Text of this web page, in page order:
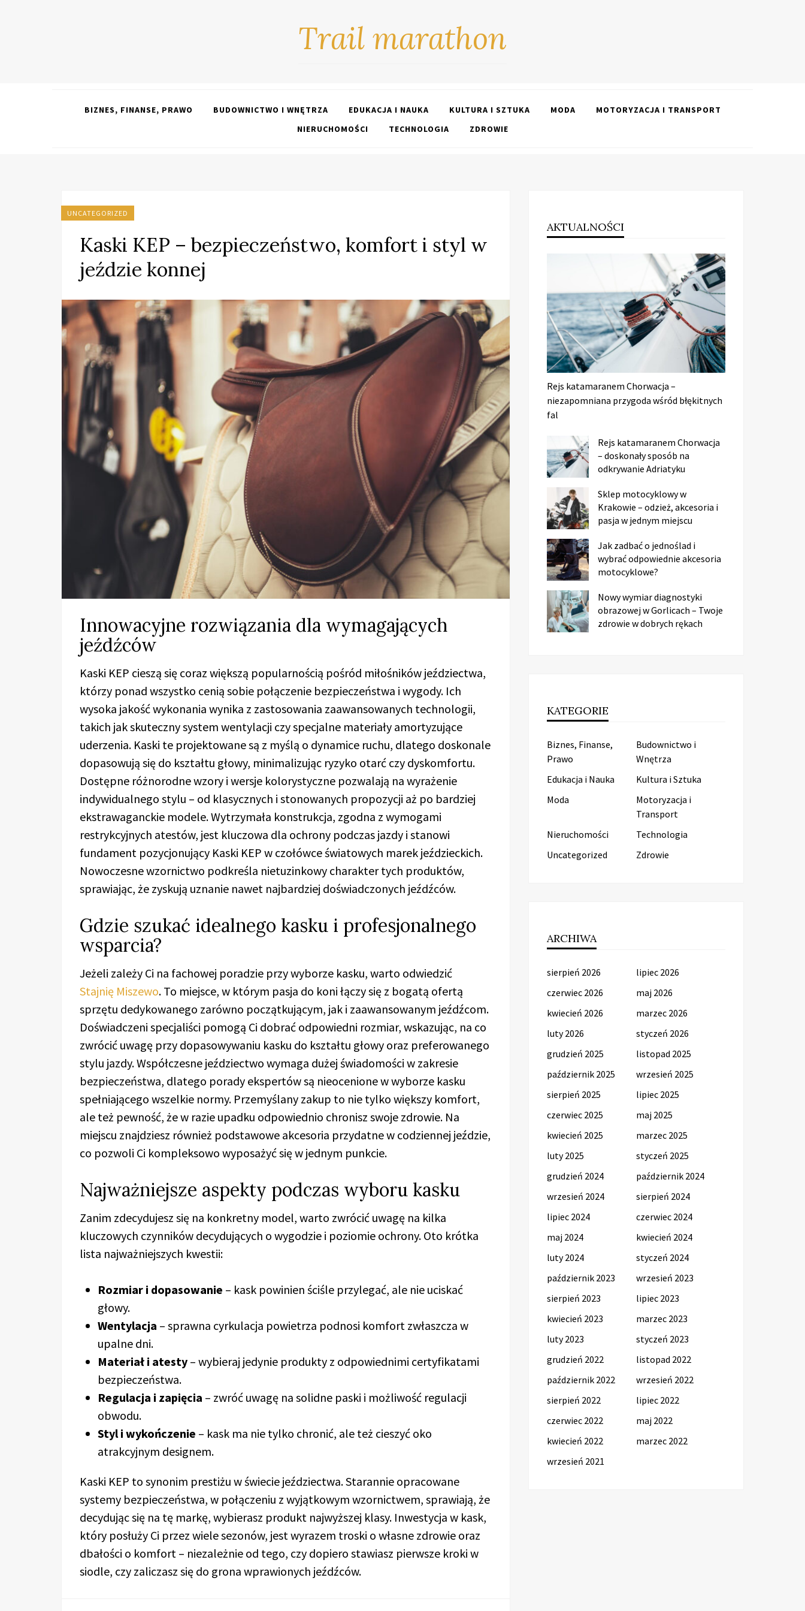
Trail marathon
BIZNES, FINANSE, PRAWO BUDOWNICTWO I WNĘTRZA EDUKACJA I NAUKA KULTURA I SZTUKA MODA
MOTORYZACJA I TRANSPORT
NIERUCHOMOŚCI
TECHNOLOGIA ZDROWIE
UNCATEGORIZED
Kaski KEP – bezpieczeństwo, komfort i styl w
jeździe konnej
Innowacyjne rozwiązania dla wymagających
jeźdźców
Kaski KEP cieszą się coraz większą popularnością pośród miłośników jeździectwa,
którzy ponad wszystko cenią sobie połączenie bezpieczeństwa i wygody. Ich
wysoka jakość wykonania wynika z zastosowania zaawansowanych technologii,
takich jak skuteczny system wentylacji czy specjalne materiały amortyzujące
uderzenia. Kaski te projektowane są z myślą o dynamice ruchu, dlatego doskonale
dopasowują się do kształtu głowy, minimalizując ryzyko otarć czy dyskomfortu.
Dostępne różnorodne wzory i wersje kolorystyczne pozwalają na wyrażenie
indywidualnego stylu – od klasycznych i stonowanych propozycji aż po bardziej
ekstrawaganckie modele. Wytrzymała konstrukcja, zgodna z wymogami
restrykcyjnych atestów, jest kluczowa dla ochrony podczas jazdy i stanowi
fundament pozycjonujący Kaski KEP w czołówce światowych marek jeździeckich.
Nowoczesne wzornictwo podkreśla nietuzinkowy charakter tych produktów,
sprawiając, że zyskują uznanie nawet najbardziej doświadczonych jeźdźców.
Gdzie szukać idealnego kasku i profesjonalnego
wsparcia?
Jeżeli zależy Ci na fachowej poradzie przy wyborze kasku, warto odwiedzić
Stajnię Miszewo. To miejsce, w którym pasja do koni łączy się z bogatą ofertą
sprzętu dedykowanego zarówno początkującym, jak i zaawansowanym jeźdźcom.
Doświadczeni specjaliści pomogą Ci dobrać odpowiedni rozmiar, wskazując, na co
zwrócić uwagę przy dopasowywaniu kasku do kształtu głowy oraz preferowanego
stylu jazdy. Współczesne jeździectwo wymaga dużej świadomości w zakresie
bezpieczeństwa, dlatego porady ekspertów są nieocenione w wyborze kasku
spełniającego wszelkie normy. Przemyślany zakup to nie tylko większy komfort,
ale też pewność, że w razie upadku odpowiednio chronisz swoje zdrowie. Na
miejscu znajdziesz również podstawowe akcesoria przydatne w codziennej jeździe,
co pozwoli Ci kompleksowo wyposażyć się w jednym punkcie.
Najważniejsze aspekty podczas wyboru kasku
Zanim zdecydujesz się na konkretny model, warto zwrócić uwagę na kilka
kluczowych czynników decydujących o wygodzie i poziomie ochrony. Oto krótka
lista najważniejszych kwestii:
Rozmiar i dopasowanie – kask powinien ściśle przylegać, ale nie uciskać
głowy.
Wentylacja – sprawna cyrkulacja powietrza podnosi komfort zwłaszcza w
upalne dni.
Materiał i atesty – wybieraj jedynie produkty z odpowiednimi certyfikatami
bezpieczeństwa.
Regulacja i zapięcia – zwróć uwagę na solidne paski i możliwość regulacji
obwodu.
Styl i wykończenie – kask ma nie tylko chronić, ale też cieszyć oko
atrakcyjnym designem.
Kaski KEP to synonim prestiżu w świecie jeździectwa. Starannie opracowane
systemy bezpieczeństwa, w połączeniu z wyjątkowym wzornictwem, sprawiają, że
decydując się na tę markę, wybierasz produkt najwyższej klasy. Inwestycja w kask,
który posłuży Ci przez wiele sezonów, jest wyrazem troski o własne zdrowie oraz
dbałości o komfort – niezależnie od tego, czy dopiero stawiasz pierwsze kroki w
siodle, czy zaliczasz się do grona wprawionych jeźdźców.
AKTUALNOŚCI
Rejs katamaranem Chorwacja –
niezapomniana przygoda wśród błękitnych
fal
Rejs katamaranem Chorwacja
– doskonały sposób na
odkrywanie Adriatyku
Sklep motocyklowy w
Krakowie – odzież, akcesoria i
pasja w jednym miejscu
Jak zadbać o jednoślad i
wybrać odpowiednie akcesoria
motocyklowe?
Nowy wymiar diagnostyki
obrazowej w Gorlicach – Twoje
zdrowie w dobrych rękach
KATEGORIE
Biznes, Finanse,
Prawo
Budownictwo i
Wnętrza
Edukacja i Nauka
Kultura i Sztuka
Moda
Motoryzacja i
Transport
Nieruchomości
Technologia
Uncategorized
Zdrowie
ARCHIWA
sierpień 2026
lipiec 2026
czerwiec 2026
maj 2026
kwiecień 2026
marzec 2026
luty 2026
styczeń 2026
grudzień 2025
listopad 2025
październik 2025
wrzesień 2025
sierpień 2025
lipiec 2025
czerwiec 2025
maj 2025
kwiecień 2025
marzec 2025
luty 2025
styczeń 2025
grudzień 2024
październik 2024
wrzesień 2024
sierpień 2024
lipiec 2024
czerwiec 2024
maj 2024
kwiecień 2024
luty 2024
styczeń 2024
październik 2023
wrzesień 2023
sierpień 2023
lipiec 2023
kwiecień 2023
marzec 2023
luty 2023
styczeń 2023
grudzień 2022
listopad 2022
październik 2022
wrzesień 2022
sierpień 2022
lipiec 2022
czerwiec 2022
maj 2022
kwiecień 2022
marzec 2022
wrzesień 2021